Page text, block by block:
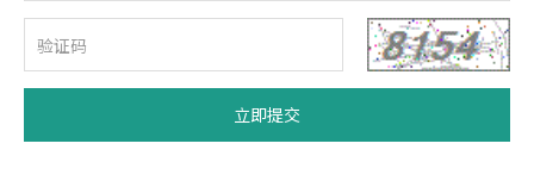
立即提交